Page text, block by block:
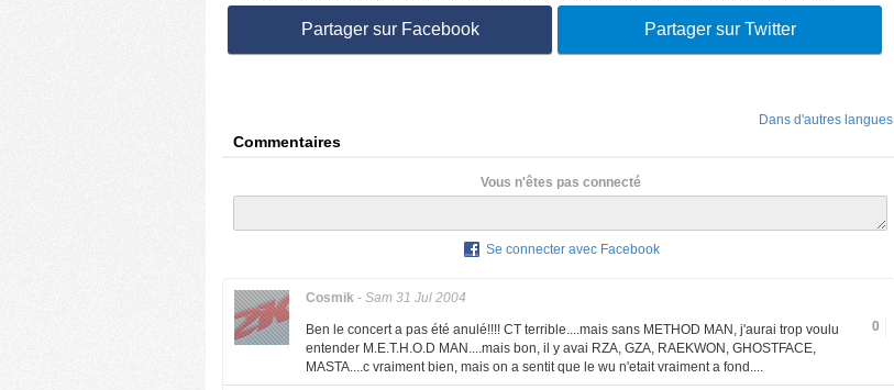
Partager sur Facebook Partager sur Twitter
Dans d'autres langues
Commentaires
Vous n'êtes pas connecté
Se connecter avec Facebook
Cosmik - Sam 31 Jul 2004
0
Ben le concert a pas été anulé!!!! CT terrible....mais sans METHOD MAN, j'aurai trop voulu
entender M.E.T.H.O.D MAN....mais bon, il y avai RZA, GZA, RAEKWON, GHOSTFACE,
MASTA....c vraiment bien, mais on a sentit que le wu n'etait vraiment a fond....